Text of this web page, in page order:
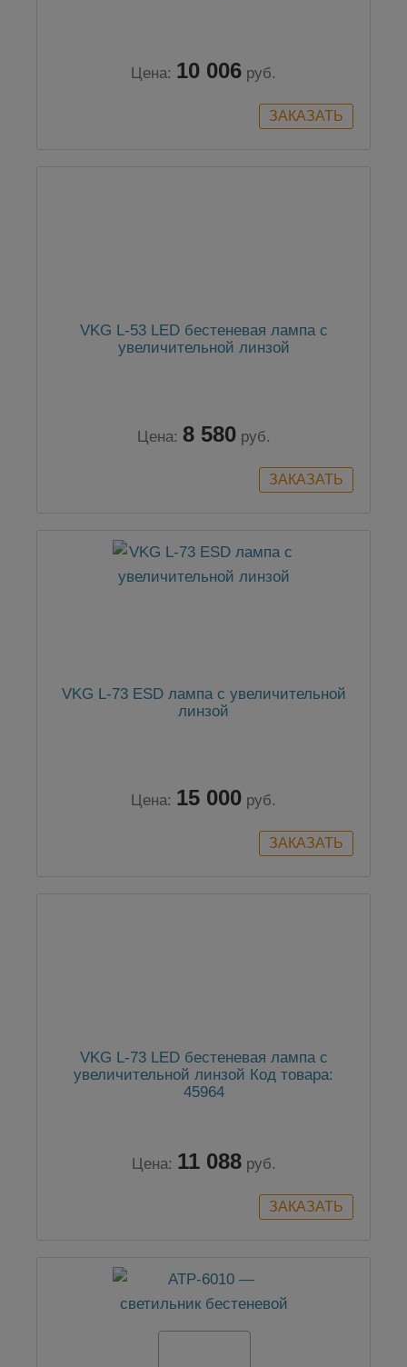
Цена: 10 006 руб.
VKG L-53 LED бестеневая лампа с
увеличительной линзой
Цена: 8 580 руб.
VKG L-73 ESD лампа с увеличительной
линзой
Цена: 15 000 руб.
VKG L-73 LED бестеневая лампа с
увеличительной линзой Код товара:
45964
Цена: 11 088 руб.